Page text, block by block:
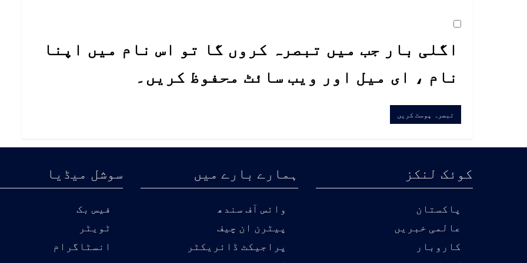
اگلی بار جب میں تبصرہ کروں گا تو اس نام میں اپنا
نام ، ای میل اور ویب سائٹ محفوظ کریں۔
کوئک لنکز
پاکستان
عالمی خبریں
کاروبار
ہمارے بارے میں
وائس آف سندھ
پیٹرن ان چیف
پراجیکٹ ڈائریکٹر
سوشل میڈیا
فیس بک
ٹویٹر
انسٹاگرام